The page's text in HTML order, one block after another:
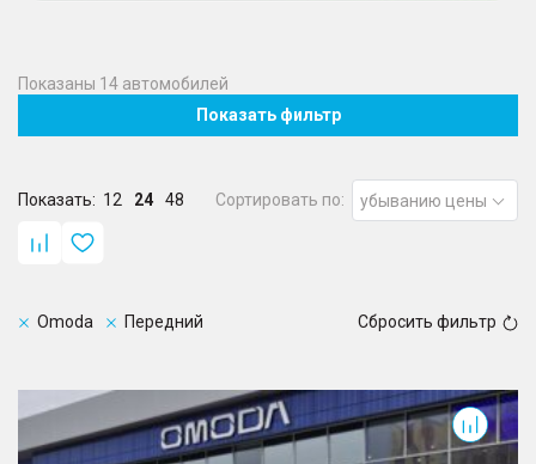
Показаны 14 автомобилей
Показать фильтр
Показать: 12 24 48 Сортировать по: убыванию цены
Omoda Передний Сбросить фильтр